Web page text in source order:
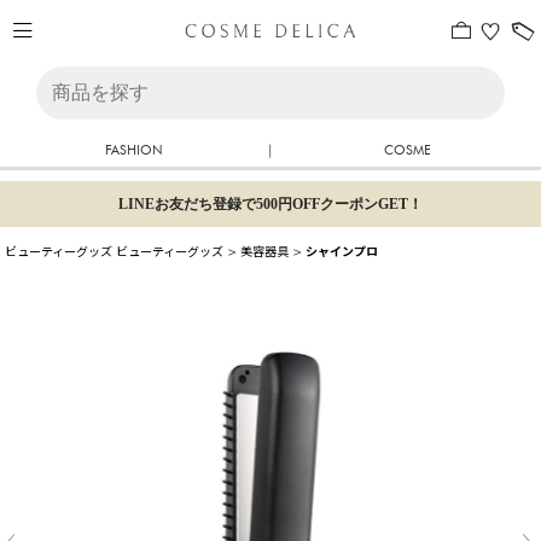
FASHION | COSME
LINEお友だち登録で500円OFFクーポンGET！
ビューティーグッズ ビューティーグッズ >美容器具 > シャインプロ